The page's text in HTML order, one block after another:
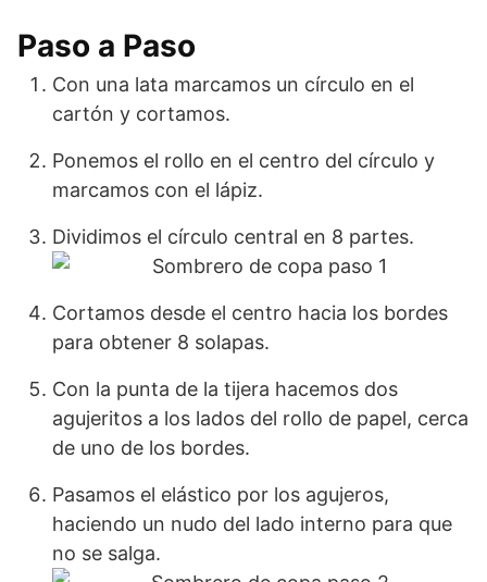
Paso a Paso
Con una lata marcamos un círculo en el
cartón y cortamos.
Ponemos el rollo en el centro del círculo y
marcamos con el lápiz.
Dividimos el círculo central en 8 partes.
Cortamos desde el centro hacia los bordes
para obtener 8 solapas.
Con la punta de la tijera hacemos dos
agujeritos a los lados del rollo de papel, cerca
de uno de los bordes.
Pasamos el elástico por los agujeros,
haciendo un nudo del lado interno para que
no se salga.